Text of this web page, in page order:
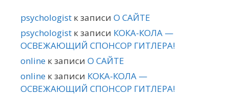
psychologist к записи О САЙТЕ
psychologist к записи КОКА-КОЛА —
ОСВЕЖАЮЩИЙ СПОНСОР ГИТЛЕРА!
online к записи О САЙТЕ
online к записи КОКА-КОЛА —
ОСВЕЖАЮЩИЙ СПОНСОР ГИТЛЕРА!